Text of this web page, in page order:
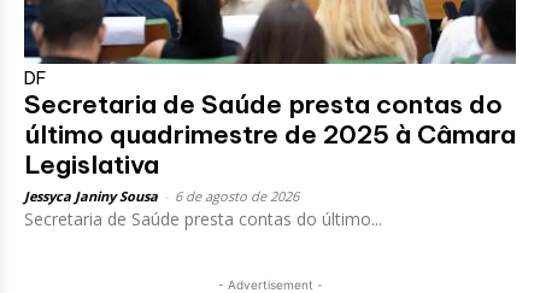
DF
Secretaria de Saúde presta contas do
último quadrimestre de 2025 à Câmara
Legislativa
Jessyca Janiny Sousa 6 de agosto de 2026
Secretaria de Saúde presta contas do último...
- Advertisement -